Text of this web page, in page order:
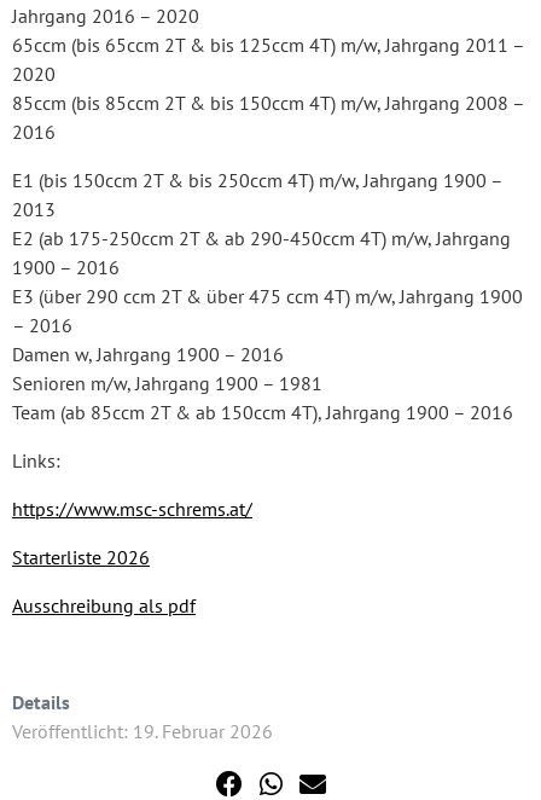
Jahrgang 2016 – 2020
65ccm (bis 65ccm 2T & bis 125ccm 4T) m/w, Jahrgang 2011 –
2020
85ccm (bis 85ccm 2T & bis 150ccm 4T) m/w, Jahrgang 2008 –
2016
E1 (bis 150ccm 2T & bis 250ccm 4T) m/w, Jahrgang 1900 –
2013
E2 (ab 175-250ccm 2T & ab 290-450ccm 4T) m/w, Jahrgang
1900 – 2016
E3 (über 290 ccm 2T & über 475 ccm 4T) m/w, Jahrgang 1900
– 2016
Damen w, Jahrgang 1900 – 2016
Senioren m/w, Jahrgang 1900 – 1981
Team (ab 85ccm 2T & ab 150ccm 4T), Jahrgang 1900 – 2016
Links:
https://www.msc-schrems.at/
Starterliste 2026
Ausschreibung als pdf
Details
Veröffentlicht: 19. Februar 2026